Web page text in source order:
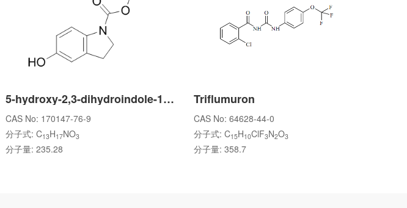
5-hydroxy-2,3-dihydroindole-1-carboxylic acid tert-butyl ester
CAS No: 170147-76-9
分子式: C13H17NO3
分子量: 235.28
Triflumuron
CAS No: 64628-44-0
分子式: C15H10ClF3N2O3
分子量: 358.7